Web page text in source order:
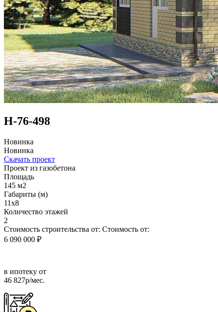
Н-76-498
Новинка
Новинка
Скачать проект
Проект из газобетона
Площадь
145 м2
Габариты (м)
11х8
Количество этажей
2
Стоимость строительства от: Стоимость от:
6 090 000 ₽
в ипотеку от
46 827р/мес.